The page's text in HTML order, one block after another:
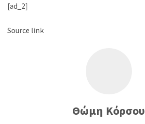
[ad_2]
Source link
Θώμη Κόρσου